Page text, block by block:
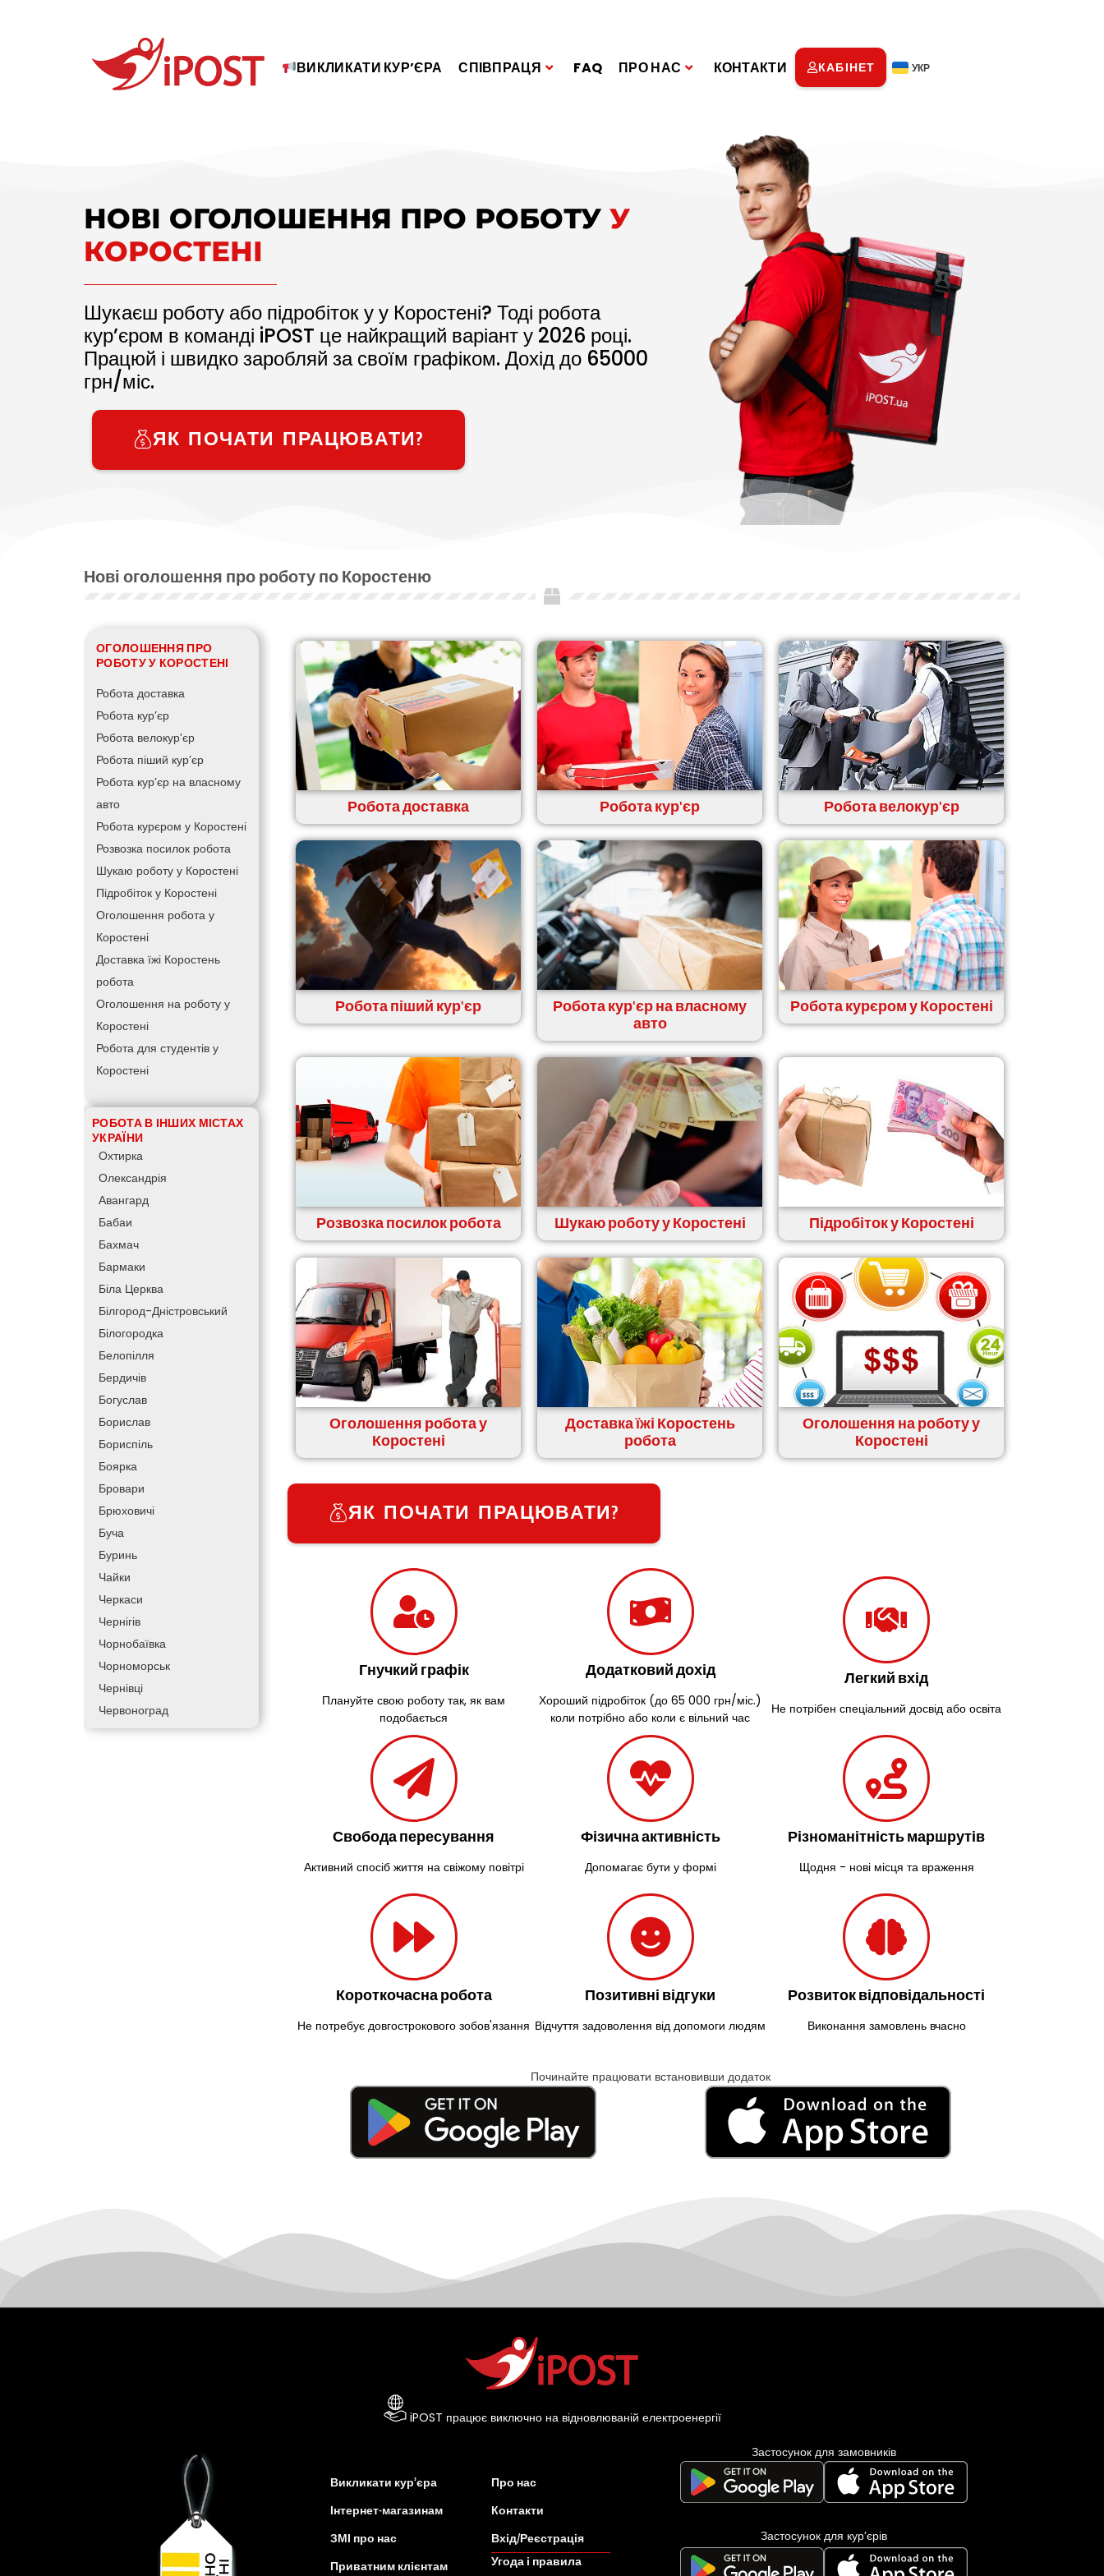
ВИКЛИКАТИ КУР’ЄРА СПІВПРАЦЯ FAQ ПРО НАС КОНТАКТИ КАБІНЕТ УКР
НОВІ ОГОЛОШЕННЯ ПРО РОБОТУ У
КОРОСТЕНІ
Шукаєш роботу або підробіток у у Коростені? Тоді робота
кур’єром в команді iPOST це найкращий варіант у 2026 році.
Працюй і швидко заробляй за своїм графіком. Дохід до 65000
грн/міс.
ЯК ПОЧАТИ ПРАЦЮВАТИ?
Нові оголошення про роботу по Коростеню
ОГОЛОШЕННЯ ПРО
РОБОТУ У КОРОСТЕНІ
Робота доставка
Робота кур’єр
Робота велокур’єр
Робота піший кур’єр
Робота кур’єр на власному
авто
Робота курєром у Коростені
Розвозка посилок робота
Шукаю роботу у Коростені
Підробіток у Коростені
Оголошення робота у
Коростені
Доставка їжі Коростень
робота
Оголошення на роботу у
Коростені
Робота для студентів у
Коростені
РОБОТА В ІНШИХ МІСТАХ
УКРАЇНИ
Охтирка
Олександрія
Авангард
Бабаи
Бахмач
Бармаки
Біла Церква
Білгород-Дністровський
Білогородка
Белопілля
Бердичів
Богуслав
Борислав
Бориспіль
Боярка
Бровари
Брюховичі
Буча
Буринь
Чайки
Черкаси
Чернігів
Чорнобаївка
Чорноморськ
Чернівці
Червоноград
Чортків
Київ
Робота доставка Робота кур'єр Робота велокур'єр
Робота піший кур'єр Робота кур'єр на власному
авто
Робота курєром у Коростені
Розвозка посилок робота Шукаю роботу у Коростені Підробіток у Коростені
Оголошення робота у
Коростені
Доставка їжі Коростень
робота
Оголошення на роботу у
Коростені
ЯК ПОЧАТИ ПРАЦЮВАТИ?
Гнучкий графік
Плануйте свою роботу так, як вам
подобається
Додатковий дохід
Хороший підробіток (до 65 000 грн/міс.)
коли потрібно або коли є вільний час
Легкий вхід
Не потрібен спеціальний досвід або освіта
Свобода пересування
Активний спосіб життя на свіжому повітрі
Фізична активність
Допомагає бути у формі
Різноманітність маршрутів
Щодня - нові місця та враження
Короткочасна робота
Не потребує довгострокового зобов'язання
Позитивні відгуки
Відчуття задоволення від допомоги людям
Розвиток відповідальності
Виконання замовлень вчасно
Починайте працювати встановивши додаток
iPOST працює виключно на відновлюваній електроенергії
Викликати кур’єра
Інтернет-магазинам
ЗМІ про нас
Приватним клієнтам
Про нас
Контакти
Вхід/Реєстрація
Угода і правила
Застосунок для замовників
Застосунок для кур’єрів